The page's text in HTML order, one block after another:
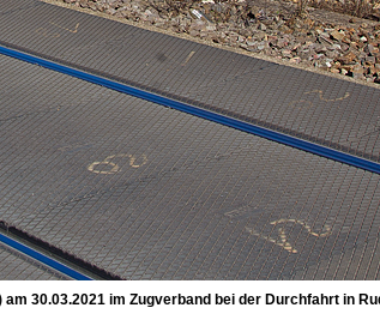
30.03.2021 im Zugverband bei der Durchfahrt in